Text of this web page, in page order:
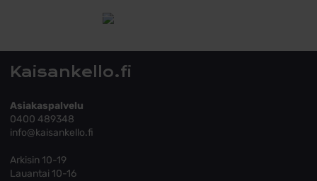
Kaisankello.fi
Asiakaspalvelu
0400 489348
info@kaisankello.fi
Arkisin 10-19
Lauantai 10-16